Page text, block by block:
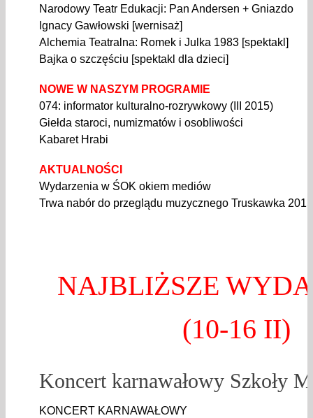
Narodowy Teatr Edukacji: Pan Andersen + Gniazdo
Ignacy Gawłowski [wernisaż]
Alchemia Teatralna: Romek i Julka 1983 [spektakl]
Bajka o szczęściu [spektakl dla dzieci]
NOWE W NASZYM PROGRAMIE
074: informator kulturalno-rozrywkowy (III 2015)
Giełda staroci, numizmatów i osobliwości
Kabaret Hrabi
AKTUALNOŚCI
Wydarzenia w ŚOK okiem mediów
Trwa nabór do przeglądu muzycznego Truskawka 2015
NAJBLIŻSZE
(10-16 II)
Koncert karnawałowy Szkoły
KONCERT KARNAWAŁOWY